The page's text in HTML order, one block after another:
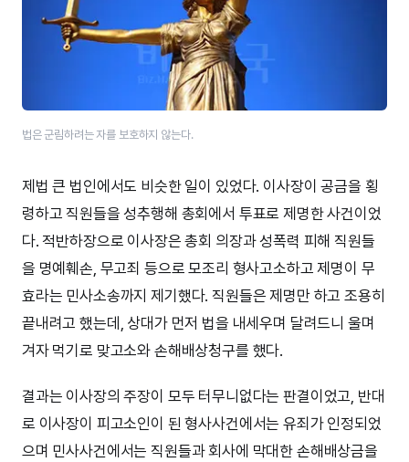
법은 군림하려는 자를 보호하지 않는다.
제법 큰 법인에서도 비슷한 일이 있었다. 이사장이 공금을 횡
령하고 직원들을 성추행해 총회에서 투표로 제명한 사건이었
다. 적반하장으로 이사장은 총회 의장과 성폭력 피해 직원들
을 명예훼손, 무고죄 등으로 모조리 형사고소하고 제명이 무
효라는 민사소송까지 제기했다. 직원들은 제명만 하고 조용히
끝내려고 했는데, 상대가 먼저 법을 내세우며 달려드니 울며
겨자 먹기로 맞고소와 손해배상청구를 했다.
결과는 이사장의 주장이 모두 터무니없다는 판결이었고, 반대
로 이사장이 피고소인이 된 형사사건에서는 유죄가 인정되었
으며 민사사건에서는 직원들과 회사에 막대한 손해배상금을